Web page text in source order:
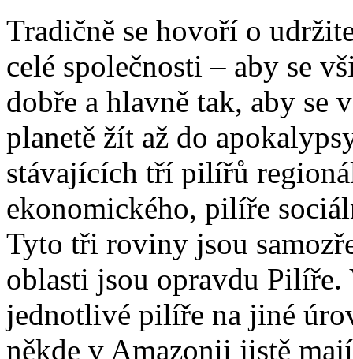
Tradičně se hovoří o
celé společnosti – aby se
dobře a hlavně tak, aby se
planetě žít až do
stávajících tří pilířů
ekonomického, pilíře
Tyto tři roviny jsou
oblasti jsou opravdu Pilíře.
jednotlivé pilíře na jiné
někde v Amazonii jistě